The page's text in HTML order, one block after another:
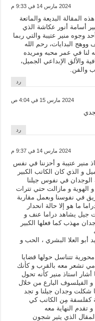
2024 مارس 14 في 9:33 م
المقالة البديعة والماتعة
أسامة أنور عكاشة الذي
وجوه منير عتيبة والتي ربما
البدايات، رحم الله
لنا في عمر محبه ومريده
والألق الإبداعي الجميل،
والفن.
رد
2024 مارس 15 في 4:04 ص
رد
2024 مارس 14 في 9:37 م
منير عتيبة و أحزننا في نفس
و الذي كان الكاتب الكبير
الوجدان في نفوس جيلنا
الهوية و مازالت حتي تترات
في نفوسنا وبعمل مقاربة
ما هو إلا حالة انحدار
جيل يشاهد دراما عنف و
مهذب كما فعلها الكبير
أبو العلا البشري ، الحب و
تتناسل حولها قضايا
تشعر معه بالقرب و كأنك
استاذ منير كأنه تحول
الفيلسوف البارع من خلال
شكلت وجدان جيلنا و تجد
كفلسفة مِن الكاتب كي
النهاية معه
الذي يثير شجون